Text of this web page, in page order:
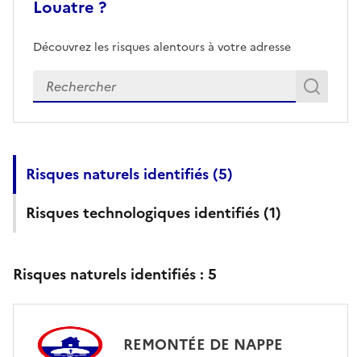
Louatre ?
Découvrez les risques alentours à votre adresse
Veuillez renseigner votre adresse exacte
Risques naturels identifiés (5)
Risques technologiques identifiés (1)
Risques naturels identifiés : 5
REMONTÉE DE NAPPE